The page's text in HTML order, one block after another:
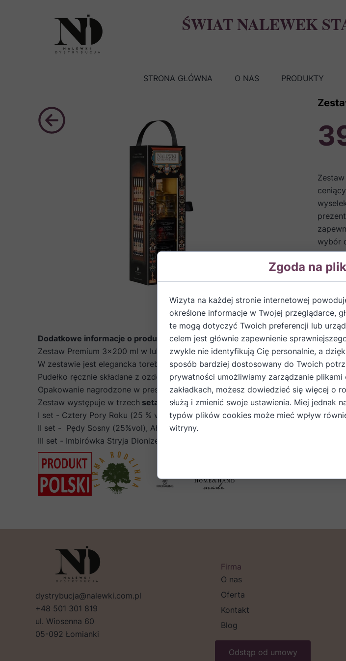
ŚWIAT NALEWEK
STRONA GŁÓWNA O NAS PRODUKTY
wybór
Dodatkowe informacje o produkcie
Zestaw Premium 3x200 ml w luksusowym opakowaniu
W zestawie jest elegancka torebka
Pudełko ręcznie składane z ozdobnymi złoceniami oraz autorskimi ornamentami
Opakowanie nagrodzone w prestiżowym konkursie "Art of Packakig"
Zestaw występuje w trzech setach smakowych:
I set - Cztery Pory Roku (25 % vol), Pigwowa z dzikiego pigwowca (25% vol),
II set - Pędy Sosny (25%vol), Ałycza (25% vol), Wiśniowa Wykwintna (25% vol)
III set - Imbirówka Stryja Dionizego (30% vol), Agrestówka (25 % vol), Czarna
Odstąp od umowy
dystrybucja@nalewki.com.pl
+48 501 301 819
ul. Wiosenna 60
05-092 Łomianki
Firma
O nas
Oferta
Kontakt
Blog
Zgoda na
Wizyta na każdej stronie internetowej
określone informacje w Twojej przeglądarce,
te mogą dotyczyć Twoich preferencji lub
celem jest głównie zapewnienie
zwykle nie identyfikują Cię personalnie, a
sposób bardziej dostosowany do Twoich
prywatności umożliwiamy zarządzanie
zakładkach, możesz dowiedzieć się więcej o
służą i zmienić swoje ustawienia. Miej jednak
typów plików cookies może mieć wpływ
witryny.